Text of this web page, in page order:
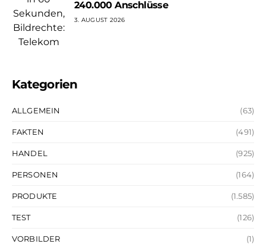
240.000 Anschlüsse
3. AUGUST 2026
Kategorien
ALLGEMEIN (63)
FAKTEN (491)
HANDEL (925)
PERSONEN (164)
PRODUKTE (1.585)
TEST (126)
VORBILDER (1)